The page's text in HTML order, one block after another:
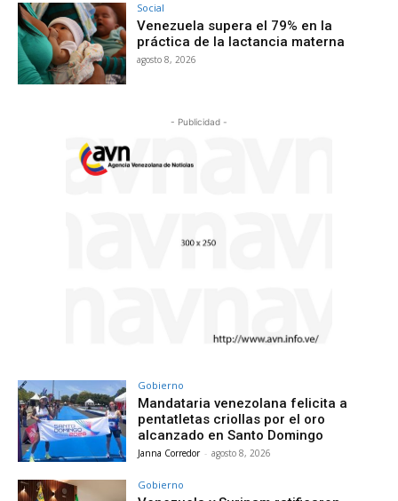
Social
Venezuela supera el 79% en la
práctica de la lactancia materna
agosto 8, 2026
- Publicidad -
Gobierno
Mandataria venezolana felicita a
pentatletas criollas por el oro
alcanzado en Santo Domingo
Janna Corredor - agosto 8, 2026
Gobierno